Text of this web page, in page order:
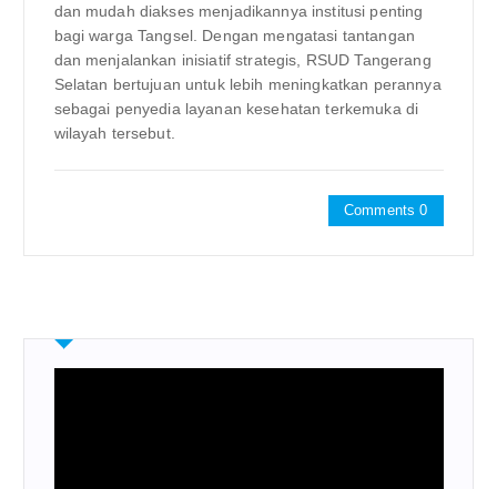
dan mudah diakses menjadikannya institusi penting
bagi warga Tangsel. Dengan mengatasi tantangan
dan menjalankan inisiatif strategis, RSUD Tangerang
Selatan bertujuan untuk lebih meningkatkan perannya
sebagai penyedia layanan kesehatan terkemuka di
wilayah tersebut.
Comments 0